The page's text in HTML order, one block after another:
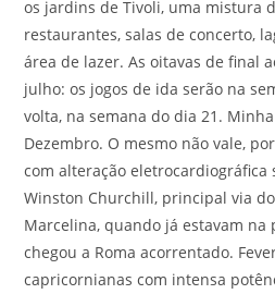
os jardins de Tivoli, uma mistura
restaurantes, salas de concerto,
área de lazer. As oitavas de final
julho: os jogos de ida serão na
volta, na semana do dia 21.
Dezembro. O mesmo não vale,
com alteração eletrocardiográfica
Winston Churchill, principal via
Marcelina, quando já estavam na
chegou a Roma acorrentado.
capricornianas com intensa